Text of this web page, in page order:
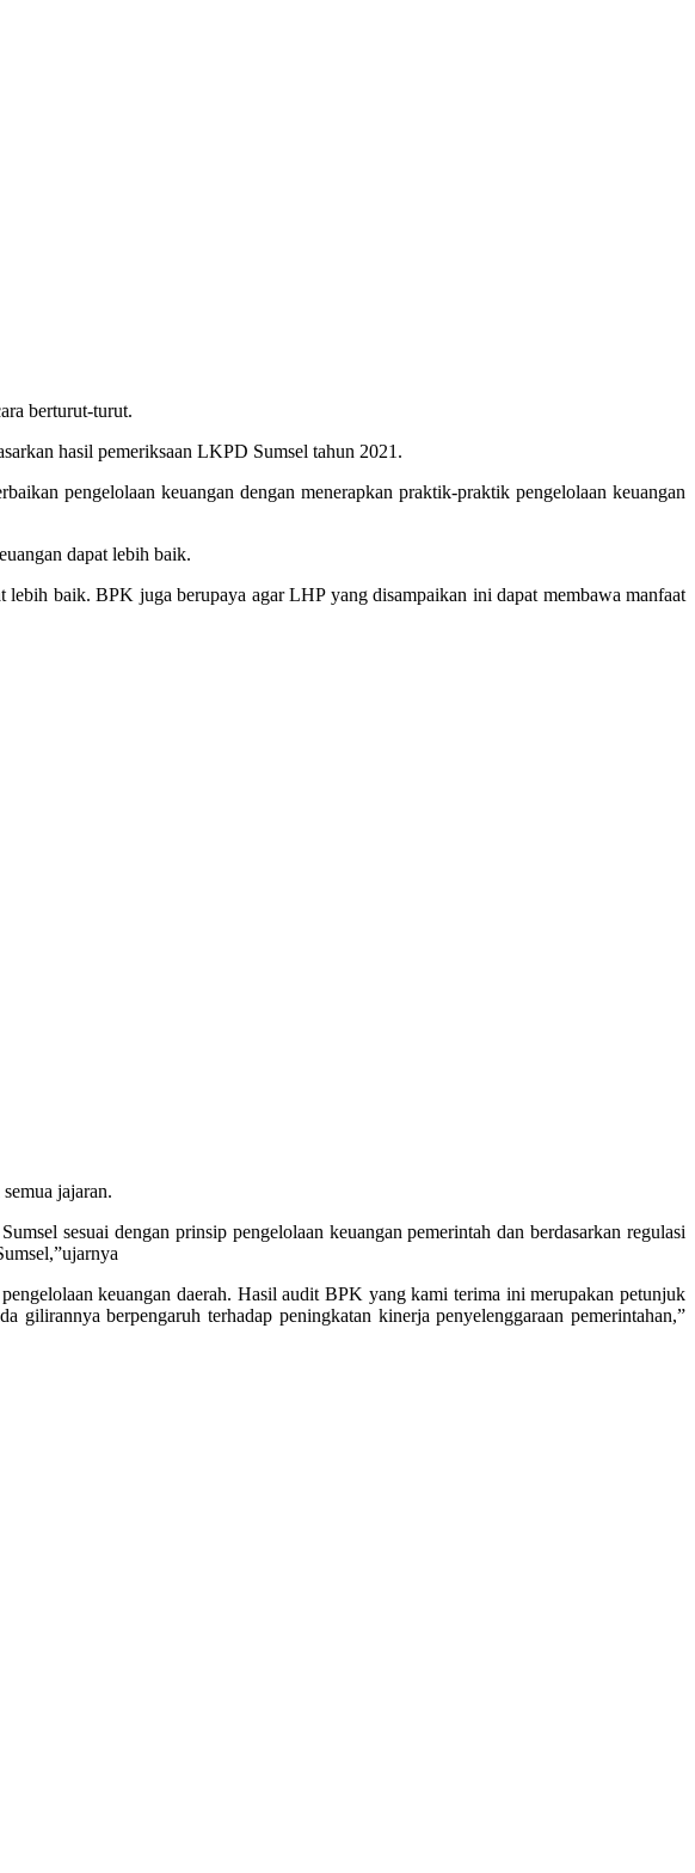
berturut-turut.
hasil pemeriksaan LKPD Sumsel tahun 2021.
pengelolaan keuangan dengan menerapkan praktik-praktik pengelolaan keuangan
dapat lebih baik.
baik. BPK juga berupaya agar LHP yang disampaikan ini dapat membawa manfaat
jajaran.
sesuai dengan prinsip pengelolaan keuangan pemerintah dan berdasarkan regulasi
keuangan daerah. Hasil audit BPK yang kami terima ini merupakan petunjuk
gilirannya berpengaruh terhadap peningkatan kinerja penyelenggaraan pemerintahan,”